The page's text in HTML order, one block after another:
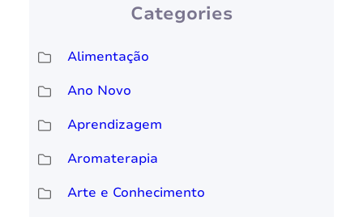
Categories
Alimentação
Ano Novo
Aprendizagem
Aromaterapia
Arte e Conhecimento